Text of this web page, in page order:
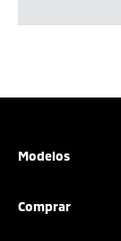
Modelos
Outlander Sport
Comprar